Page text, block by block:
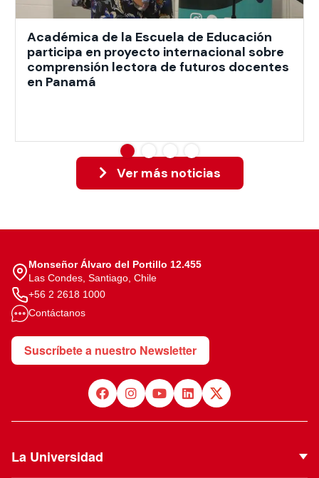
Académica de la Escuela de Educación
participa en proyecto internacional sobre
comprensión lectora de futuros docentes
en Panamá
Ver más noticias
Monseñor Álvaro del Portillo 12.455
Las Condes, Santiago, Chile
+56 2 2618 1000
Contáctanos
Suscríbete a nuestro Newsletter
La Universidad